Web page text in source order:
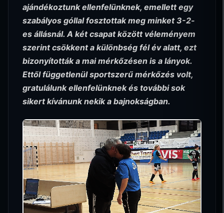
ajándékoztunk ellenfelünknek, emellett egy
szabályos góllal fosztottak meg minket 3-2-
es állásnál. A két csapat között véleményem
szerint csökkent a különbség fél év alatt, ezt
bizonyították a mai mérkőzésen is a lányok.
Ettől függetlenül sportszerű mérkőzés volt,
gratulálunk ellenfelünknek és további sok
sikert kívánunk nekik a bajnokságban.